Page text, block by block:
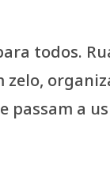
todos.
passam a